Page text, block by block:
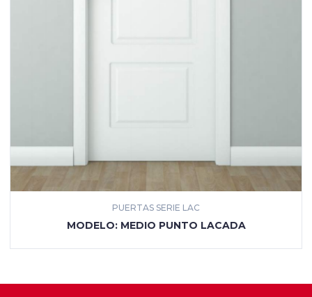
PUERTAS SERIE LAC
MODELO: MEDIO PUNTO LACADA
MÁS INFORMACIÓN